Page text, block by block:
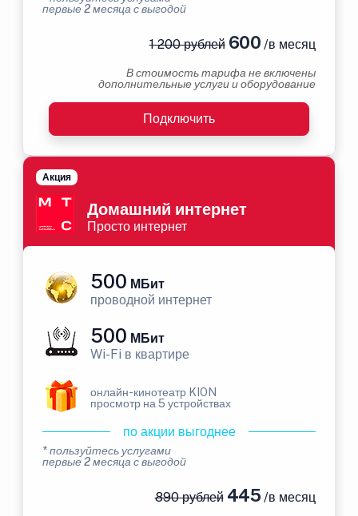
первые 2 месяца с выгодой
1 200 рублей600 /в месяц
В стоимость тарифа не включены
дополнительные услуги и оборудование
Подключить
Домашний интернет
Просто интернет
Акция
500 МБит
проводной интернет
500 МБит
Wi-Fi в квартире
онлайн-кинотеатр KION
просмотр на 5 устройствах
по акции выгоднее
* пользуйтесь услугами
первые 2 месяца с выгодой
890 рублей445 /в месяц